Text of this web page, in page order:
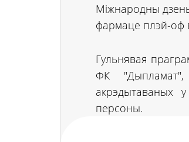
Міжнародны
фармаце плэй-оф
Гульнявая
ФК "Дыпламат",
акрэдытаваных
персоны.